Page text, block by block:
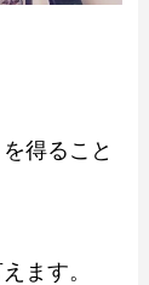
得ること
ます。